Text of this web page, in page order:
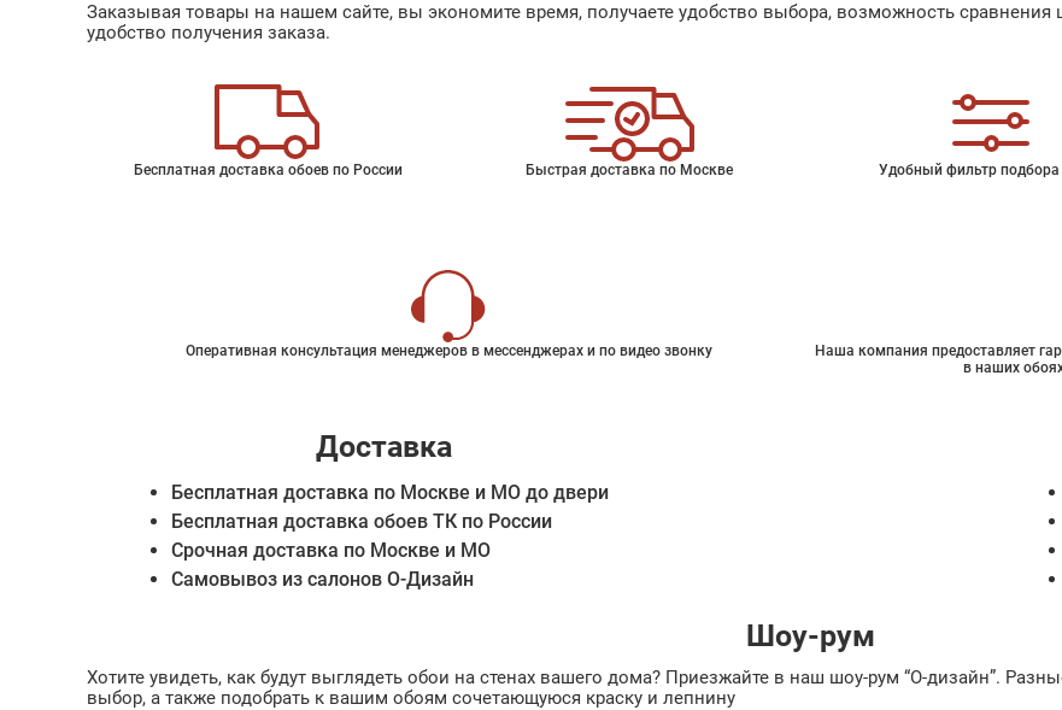
Заказывая товары на нашем сайте, вы экономите время, получаете удобство выбора, возможность сравнения
удобство получения заказа.
Бесплатная доставка обоев по России Быстрая доставка по Москве Удобный фильтр подбора
Оперативная консультация менеджеров в мессенджерах и по видео звонку
Наша компания предоставляет
в наших
Доставка
Бесплатная доставка по Москве и МО до двери
Бесплатная доставка обоев ТК по России
Срочная доставка по Москве и МО
Самовывоз из салонов О-Дизайн
Шоу-рум
Хотите увидеть, как будут выглядеть обои на стенах вашего дома? Приезжайте в наш шоу-рум “О-дизайн”.
выбор, а также подобрать к вашим обоям сочетающуюся краску и лепнину